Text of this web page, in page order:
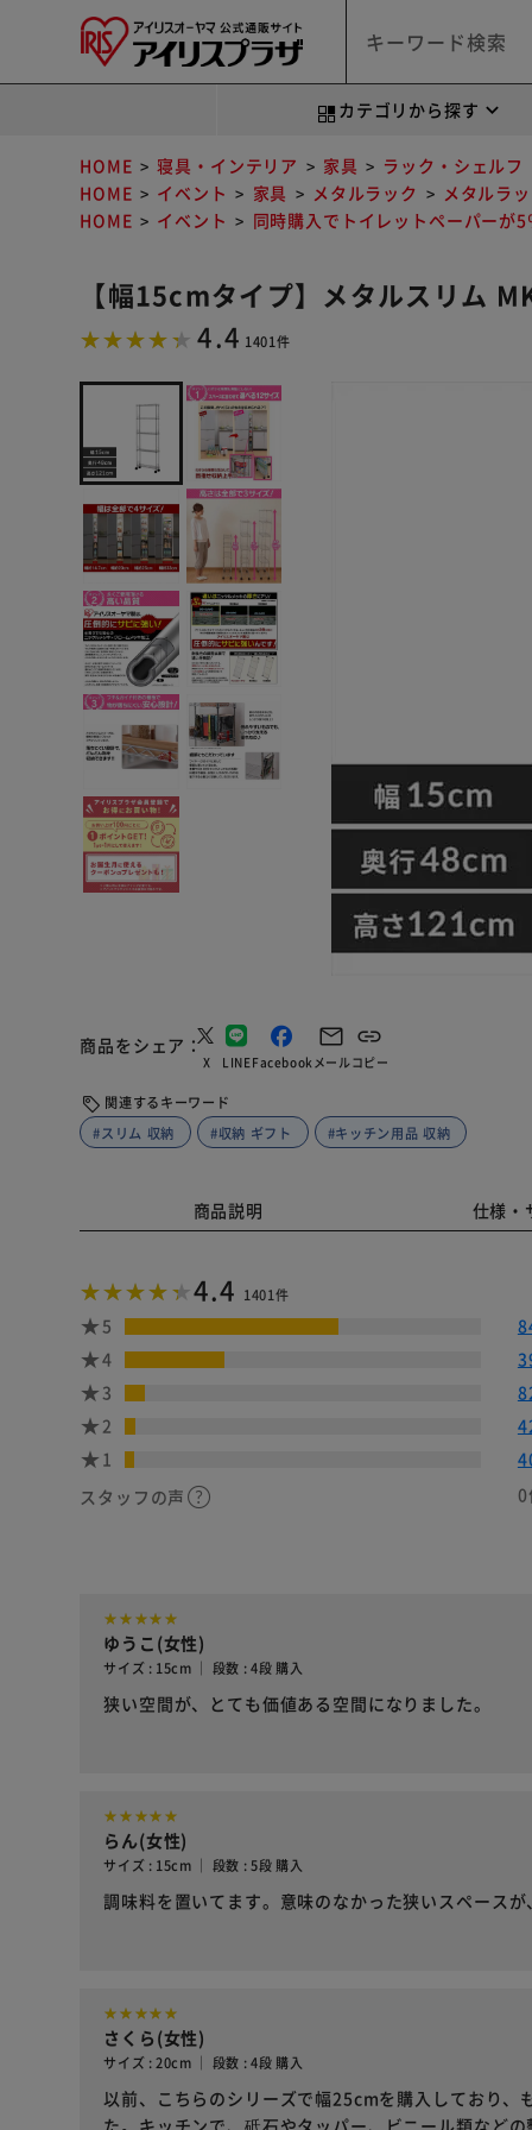
カテゴリから探す
HOME 寝具・インテリア 家具
ラック・シェルフ
HOME
イベント 家具 メタルラック
メタルラ
HOME
イベント 同時購入でトイレットペーパーが
【幅15cmタイプ】メタルスリム
4.4 1401件
商品をシェア
X LINEFacebookメールコピー
関連するキーワード
#スリム 収納
#収納 ギフト #キッチン用品 収納
商品説明 仕様・
4.4 1401件
5
4
3
2
1
スタッフの声
ゆうこ(女性)
サイズ : 15cm ｜ 段数 : 4段 購入
狭い空間が、とても価値ある空間になりました。
らん(女性)
サイズ : 15cm ｜ 段数 : 5段 購入
調味料を置いてます。意味のなかった狭いスペース
さくら(女性)
サイズ : 20cm ｜ 段数 : 4段 購入
以前、こちらのシリーズで幅25cmを購入しており